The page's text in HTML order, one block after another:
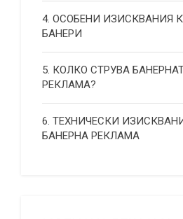
4. ОСОБЕНИ ИЗИСКВАНИЯ
БАНЕРИ
5. КОЛКО СТРУВА
РЕКЛАМА?
6. ТЕХНИЧЕСКИ
БАНЕРНА РЕКЛАМА